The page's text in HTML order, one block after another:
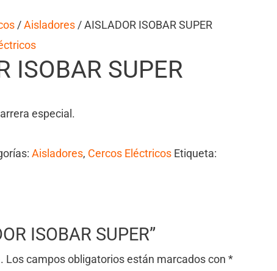
/Aisladores / AISLADOR ISOBAR SUPER
ISOBAR SUPER
especial.
Aisladores, Cercos Eléctricos Etiqueta:
ISOBAR SUPER”
Los campos obligatorios están marcados con *